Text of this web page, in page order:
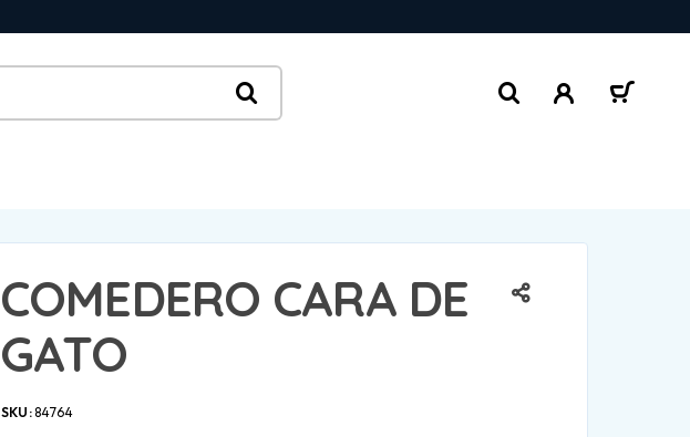
COMEDERO CARA DE
GATO
SKU:84764